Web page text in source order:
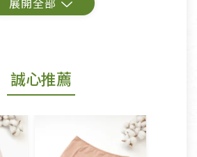
列「不適用七天鑑賞期商品」情
外，恕不接受退換貨.
該商品七天免費鑑賞期(含例假
若商品未經使用或被汙損(除商品
退換貨。
誠心推薦